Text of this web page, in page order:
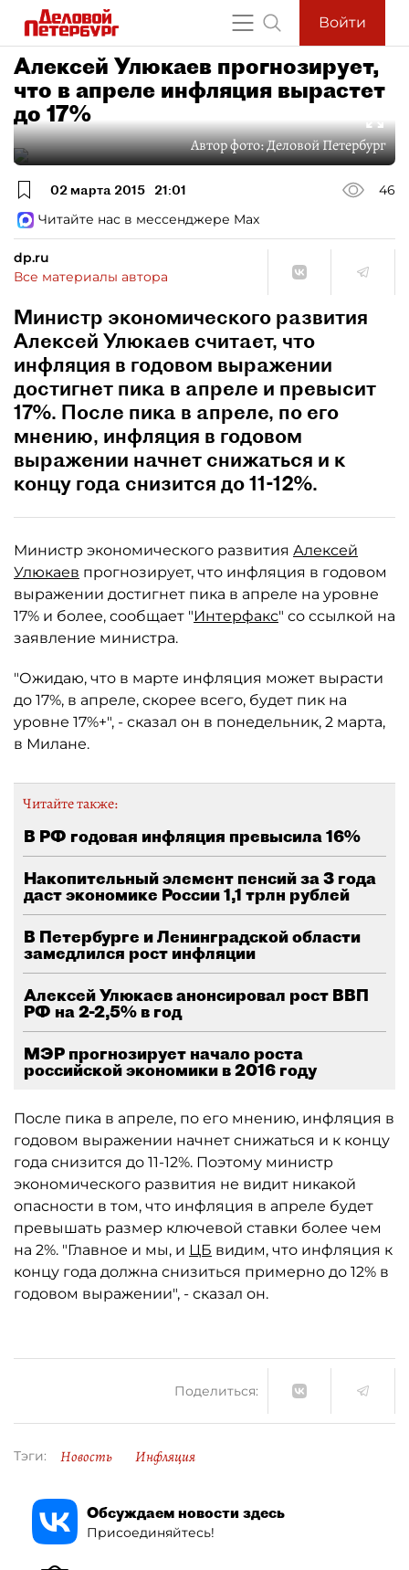
Войти
Алексей Улюкаев прогнозирует,
что в апреле инфляция вырастет
до 17%
Автор фото:Деловой Петербург
02 марта 2015 21:01
46
Читайте нас в мессенджере Max
dp.ru
Все материалы автора
Министр экономического развития
Алексей Улюкаев считает, что
инфляция в годовом выражении
достигнет пика в апреле и превысит
17%. После пика в апреле, по его
мнению, инфляция в годовом
выражении начнет снижаться и к
концу года снизится до 11-12%.
Министр экономического развития Алексей
Улюкаев прогнозирует, что инфляция в годовом
выражении достигнет пика в апреле на уровне
17% и более, сообщает "Интерфакс" со ссылкой на
заявление министра.
"Ожидаю, что в марте инфляция может вырасти
до 17%, в апреле, скорее всего, будет пик на
уровне 17%+", - сказал он в понедельник, 2 марта,
в Милане.
Читайте также:
В РФ годовая инфляция превысила 16%
Накопительный элемент пенсий за 3 года
даст экономике России 1,1 трлн рублей
В Петербурге и Ленинградской области
замедлился рост инфляции
Алексей Улюкаев анонсировал рост ВВП
РФ на 2-2,5% в год
МЭР прогнозирует начало роста
российской экономики в 2016 году
После пика в апреле, по его мнению, инфляция в
годовом выражении начнет снижаться и к концу
года снизится до 11-12%. Поэтому министр
экономического развития не видит никакой
опасности в том, что инфляция в апреле будет
превышать размер ключевой ставки более чем
на 2%. "Главное и мы, и ЦБ видим, что инфляция к
концу года должна снизиться примерно до 12% в
годовом выражении", - сказал он.
Поделиться:
Тэги: Новость Инфляция
Обсуждаем новости здесь
Присоединяйтесь!